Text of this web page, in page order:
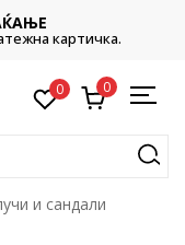
картичка.
0 0
и сандали